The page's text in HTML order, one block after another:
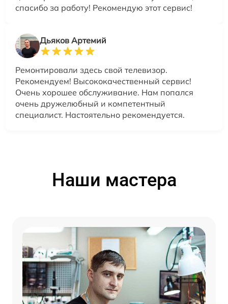
спасибо за работу! Рекомендую этот сервис!
Дьяков Артемий
Ремонтировали здесь свой телевизор.
Рекомендуем! Высококачественный сервис!
Очень хорошее обслуживание. Нам попался
очень дружелюбный и компетентный
специалист. Настоятельно рекомендуется.
Наши мастера